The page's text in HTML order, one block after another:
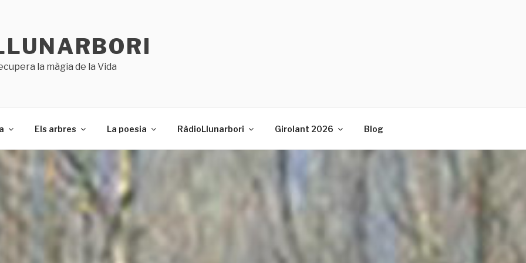
la màgia de la Vida
Els arbres La poesia RàdioLlunarbori Girolant 2026 Blog